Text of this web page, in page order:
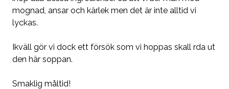
mognad, ansar och kärlek men det är inte alltid vi
lyckas.
Ikväll gör vi dock ett försök som vi hoppas skall rda ut
den här soppan.
Smaklig måltid!